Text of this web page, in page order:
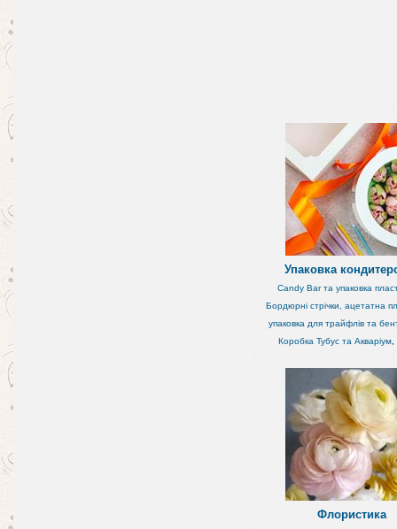
Упаковка
Candy Bar та упаковка
Бордюрні стрічки, ацетатна
упаковка для трайфлів та
Коробка Тубус та Акваріум,
Флористика